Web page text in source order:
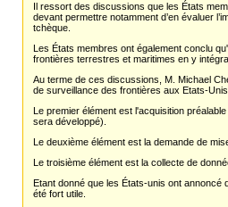
Il ressort des discussions que les États
devant permettre notamment d’en évaluer
tchèque.
Les États membres ont également conclu
frontières terrestres et maritimes en y
Au terme de ces discussions, M. Michael
de surveillance des frontières aux Etats-
Le premier élément est l'acquisition
sera développé).
Le deuxième élément est la demande de
Le troisième élément est la collecte de
Etant donné que les États-unis ont
été fort utile.